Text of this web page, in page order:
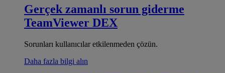
Gerçek zamanlı sorun giderme
TeamViewer DEX
Sorunları kullanıcılar etkilenmeden çözün.
Daha fazla bilgi alın